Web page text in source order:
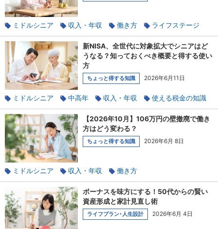
ミドルシニア 収入・年収 働き方
ライフステージ
ワークライフバランス
新NISA、全世代に対象拡大でシニアはど
うなる？知っておくべき概要と得する使い
方
ちょっと得する知識 2026年6月11日
ミドルシニア 中高年 収入・年収
使える税金の知識
家族と相談
貯蓄
【2026年10月】106万円の壁撤廃で働き
方はどう変わる？
ちょっと得する知識 2026年6月 8日
ミドルシニア 収入・年収
働き方
パート・アルバイト
ボーナスを味方にする！50代からの賢い
資産形成と家計見直し術
ライフプラン･人生設計 2026年6月 4日